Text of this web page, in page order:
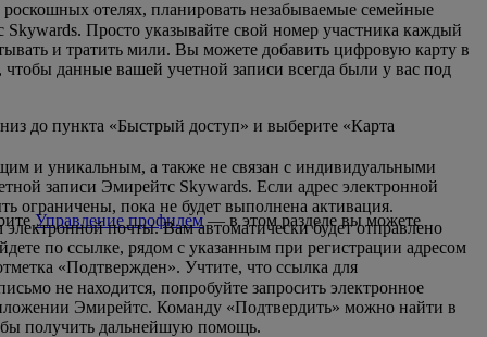
отелях, планировать незабываемые семейные
Просто указывайте свой номер участника каждый
и тратить мили. Вы можете добавить цифровую карту в
данные вашей учетной записи всегда были у вас под
до пункта «Быстрый доступ» и выберите «Карта
Управление профилем— в этом разделе вы можете
и уникальным, а также не связан с индивидуальными
записи Эмирейтс Skywards. Если адрес электронной
ограничены, пока не будет выполнена активация.
почты. Вам автоматически будет отправлено
по ссылке, рядом с указанным при регистрации адресом
«Подтвержден». Учтите, что ссылка для
не находится, попробуйте запросить электронное
Эмирейтс. Команду «Подтвердить» можно найти в
получить дальнейшую помощь.